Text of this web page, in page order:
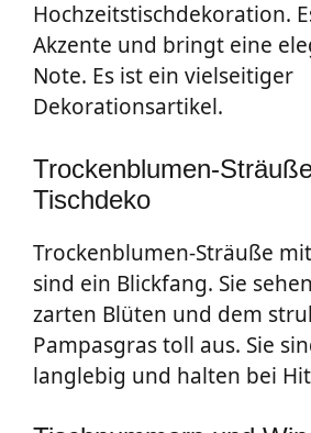
Hochzeitstischdekoration.
Akzente und bringt eine
Note. Es ist ein vielseitiger
Dekorationsartikel.
Trockenblumen-
Tischdeko
Trockenblumen-Sträuße
sind ein Blickfang. Sie
zarten Blüten und dem
Pampasgras toll aus. Sie
langlebig und halten bei